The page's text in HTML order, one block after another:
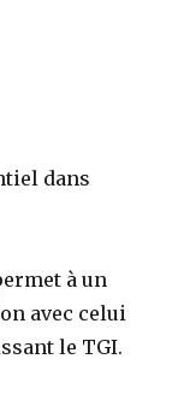
dans
à un
avec celui
le TGI.